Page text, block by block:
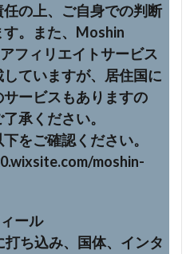
の上、ご自身での判断
。また、Moshin
フィリエイトサービス
ていますが、居住国に
ービスもありますの
承ください。
をご確認ください。
moshin-
ール
ち込み、国体、インタ